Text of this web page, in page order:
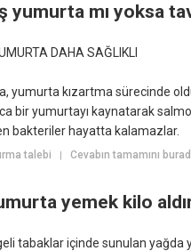
yumurta mı yoksa
DAHA SAĞLIKLI
yumurta kızartma sürecinde
bir yumurtayı kaynatarak
bakteriler hayatta kalamazlar.
talebi | Cevabın tamamını
yemek kilo
tabaklar içinde sunulan